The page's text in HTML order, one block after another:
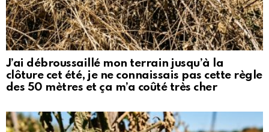
J’ai débroussaillé mon terrain jusqu’à la
clôture cet été, je ne connaissais pas cette règle
des 50 mètres et ça m’a coûté très cher